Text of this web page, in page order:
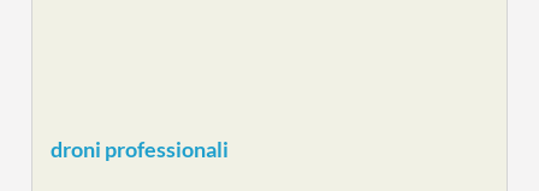
droni professionali